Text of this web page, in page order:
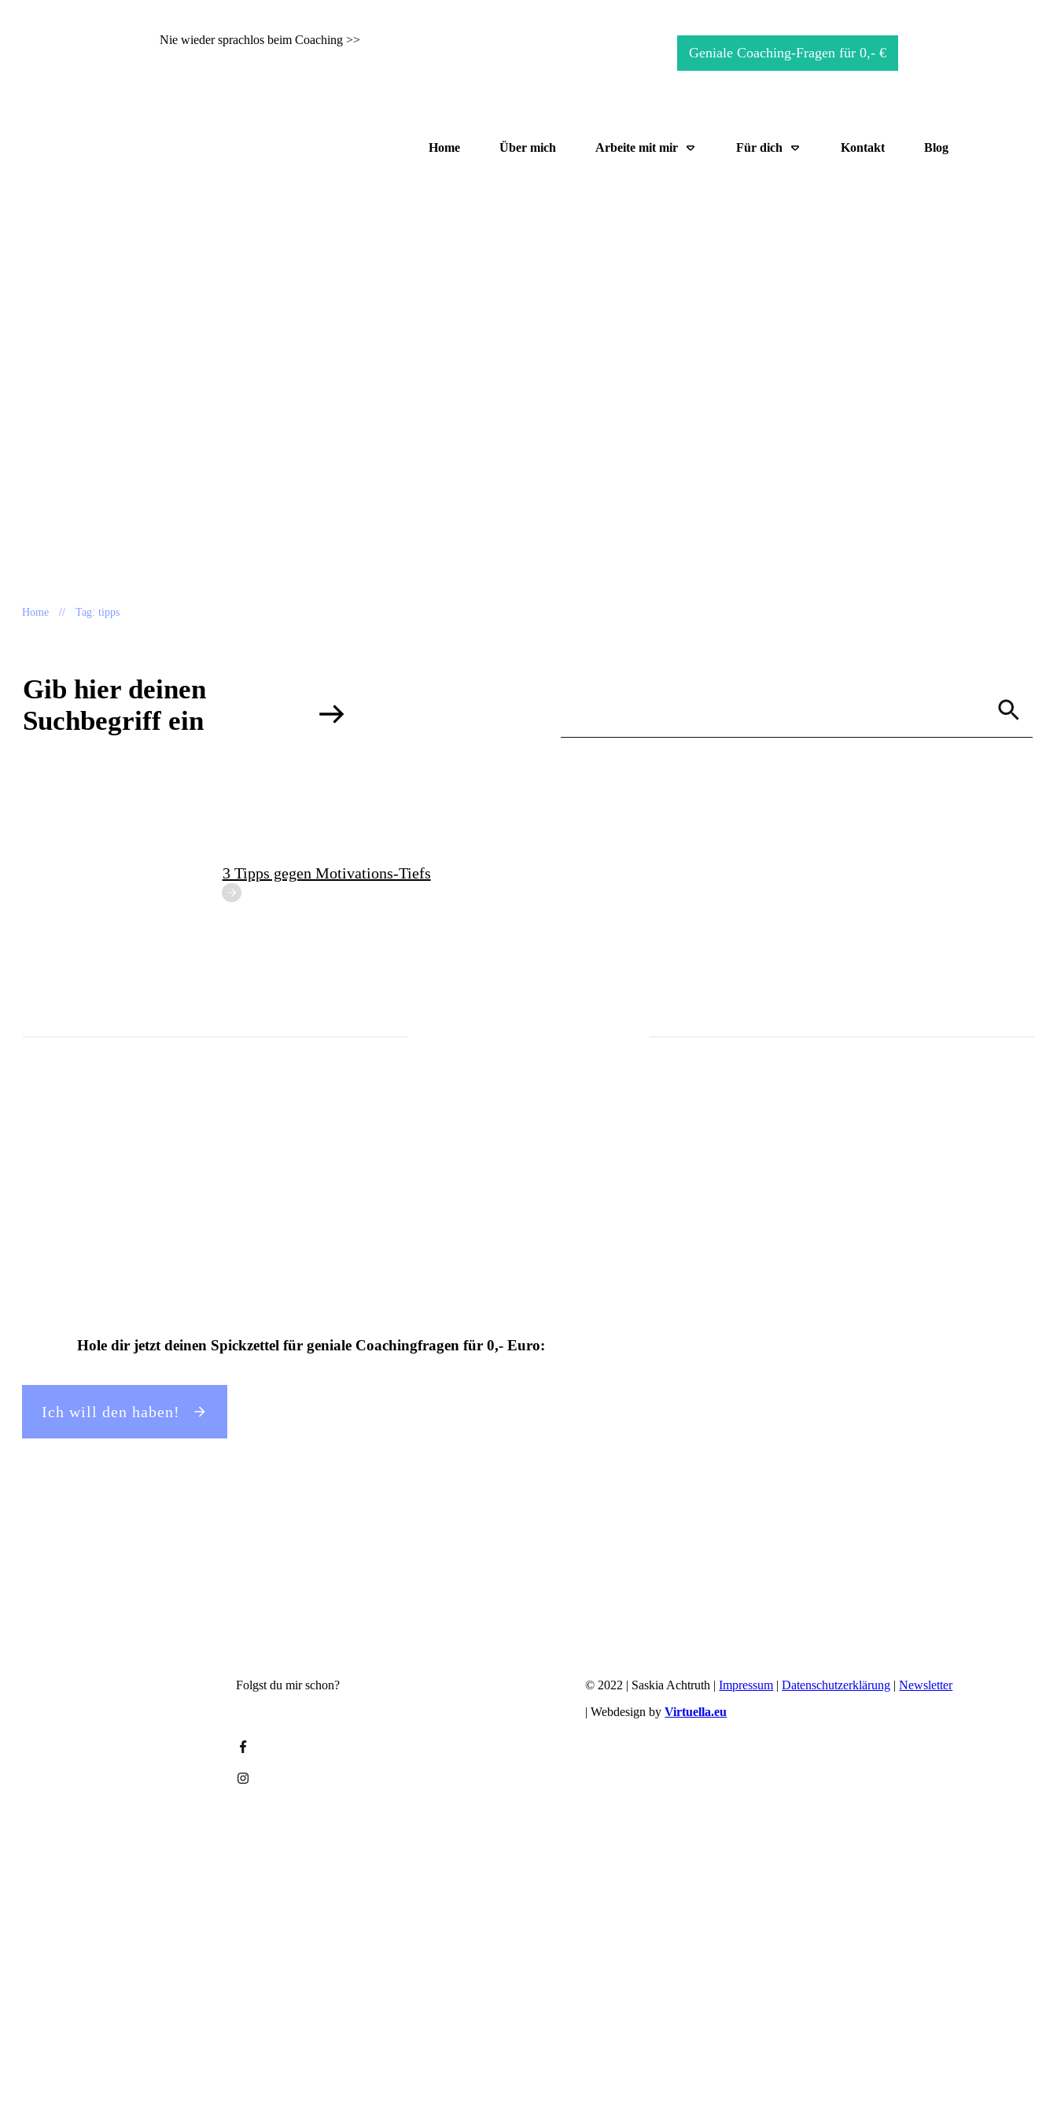
Nie wieder sprachlos beim Coaching >>
Geniale Coaching-Fragen für 0,- €
Home Über mich Arbeite mit mir Für dich Kontakt Blog
Home // Tag: tipps
Gib hier deinen
Suchbegriff ein
3 Tipps gegen Motivations-Tiefs
Hole dir jetzt deinen Spickzettel fürgeniale Coachingfragen für 0,- Euro:
Ich will den haben!
Folgst du mir schon? © 2022 | Saskia Achtruth |Impressum |Datenschutzerklärung |Newsletter
| Webdesign byVirtuella.eu